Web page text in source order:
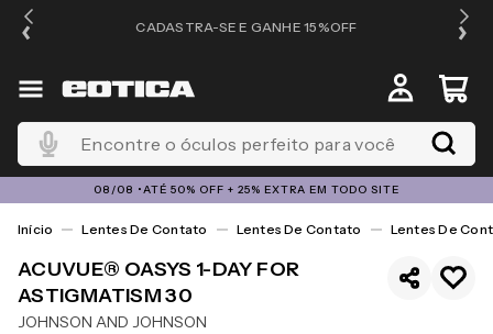
CADASTRA-SE E GANHE 15%OFF
Encontre o óculos perfeito para você
08/08 •ATÉ 50% OFF + 25% EXTRA EM TODO SITE
Lentes De Contato Lentes De Contato Lentes De
ACUVUE® OASYS 1-DAY FOR
ASTIGMATISM 30
JOHNSON AND JOHNSON